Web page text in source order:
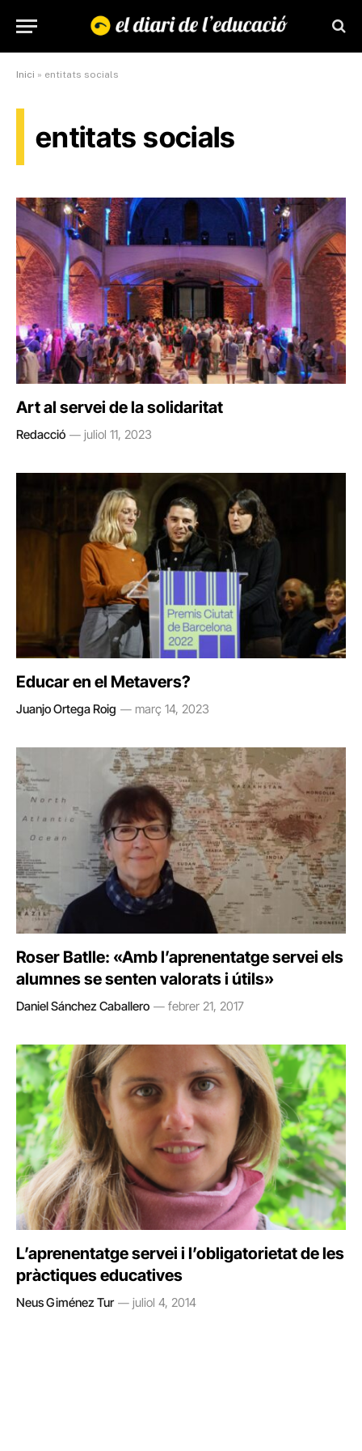
Inici » entitats socials
entitats socials
Art al servei de la solidaritat
Redacció juliol 11, 2023
Educar en el Metavers?
Juanjo Ortega Roig març 14, 2023
Roser Batlle: «Amb l’aprenentatge servei els
alumnes se senten valorats i útils»
Daniel Sánchez Caballero febrer 21, 2017
L’aprenentatge servei i l’obligatorietat de les
pràctiques educatives
Neus Giménez Tur juliol 4, 2014